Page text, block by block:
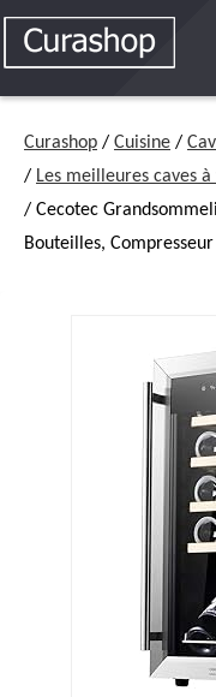
Curashop / Cuisine /
/ Les meilleures caves
/ Cecotec
Bouteilles, Compresseur